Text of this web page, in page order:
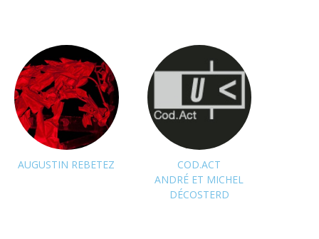
suivre suivre
AUGUSTIN REBETEZ
COD.ACT
ANDRÉ ET MICHEL
DÉCOSTERD